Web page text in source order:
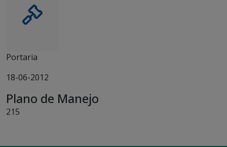
Portaria
18-06-2012
Plano de Manejo
215